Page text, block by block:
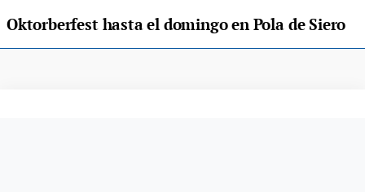
Oktorberfest hasta el domingo en Pola de Siero